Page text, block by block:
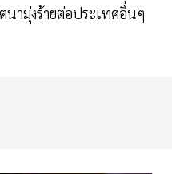
นามุ่งร้ายต่อประเทศอื่นๆ